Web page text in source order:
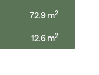
72.9 m2
12.6 m2